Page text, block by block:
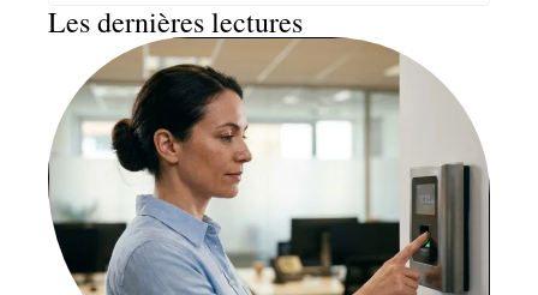
Les dernières lectures